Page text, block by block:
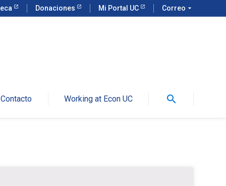
Donaciones Mi Portal UC Correo arrow_drop_down
Contacto Working at Econ UC search